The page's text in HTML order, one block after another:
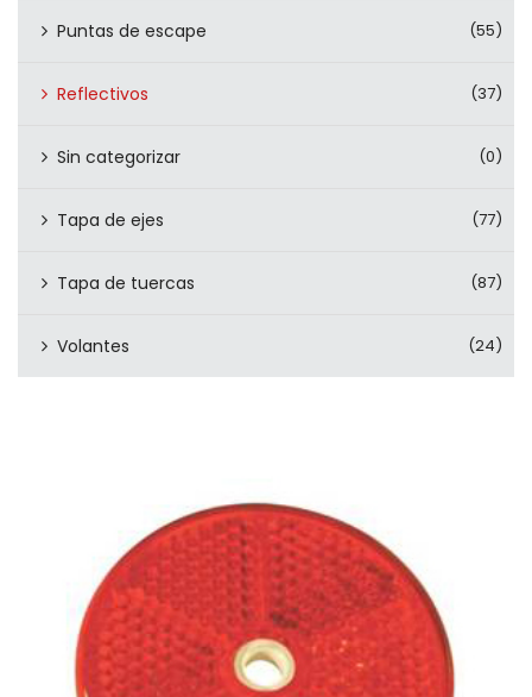
Puntas de escape (55)
Reflectivos (37)
Sin categorizar (0)
Tapa de ejes (77)
Tapa de tuercas (87)
Volantes (24)